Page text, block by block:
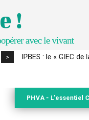
!
avec le vivant
> IPBES : le « GIEC
PHVA - L'essentiel